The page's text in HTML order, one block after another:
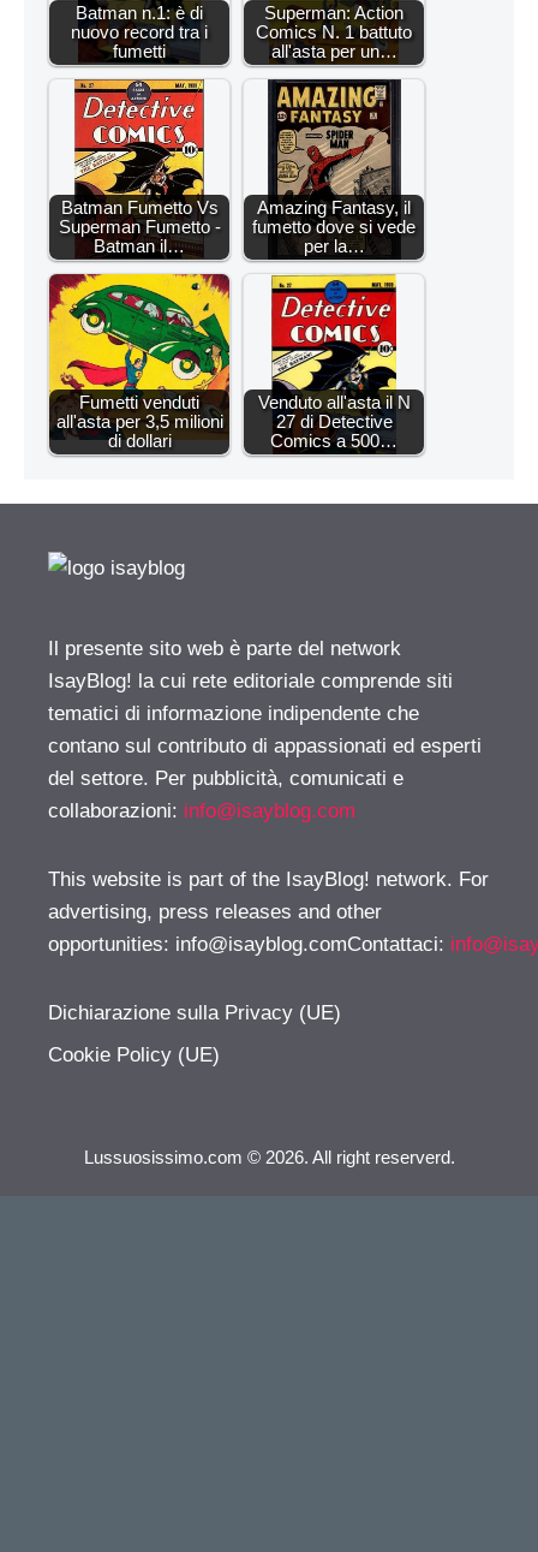
Batman n.1: è di
nuovo record tra i
fumetti
Superman: Action
Comics N. 1 battuto
all'asta per un…
Batman Fumetto Vs
Superman Fumetto -
Batman il…
Amazing Fantasy, il
fumetto dove si vede
per la…
Fumetti venduti
all'asta per 3,5 milioni
di dollari
Venduto all'asta il N
27 di Detective
Comics a 500…
Il presente sito web è parte del network
IsayBlog! la cui rete editoriale comprende siti
tematici di informazione indipendente che
contano sul contributo di appassionati ed esperti
del settore. Per pubblicità, comunicati e
collaborazioni: info@isayblog.com
This website is part of the IsayBlog! network. For
advertising, press releases and other
opportunities: info@isayblog.comContattaci:
Dichiarazione sulla Privacy (UE)
Cookie Policy (UE)
Lussuosissimo.com © 2026. All right reserverd.